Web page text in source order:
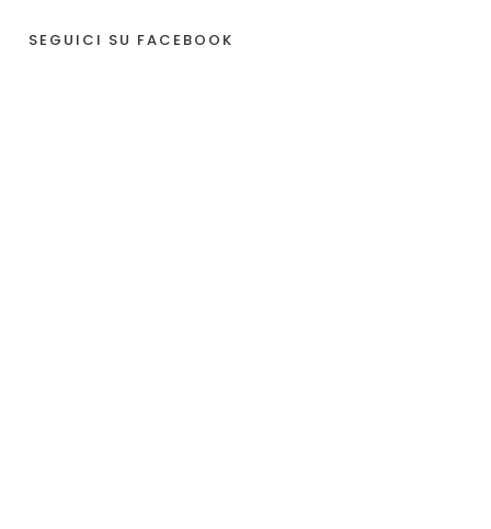
SEGUICI SU FACEBOOK